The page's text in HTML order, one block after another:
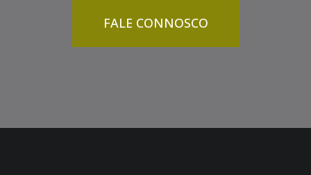
FALE CONNOSCO